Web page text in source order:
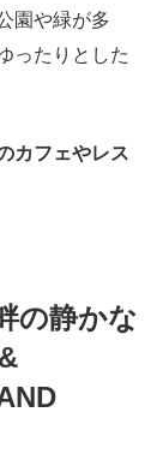
園や緑が多
ったりとした
カフェやレス
の静かな